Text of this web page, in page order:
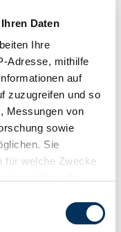
Daten
Ihre
Adresse, mithilfe
auf
zuzugreifen und so
Messungen von
sowie
Sie
für welche Zwecke